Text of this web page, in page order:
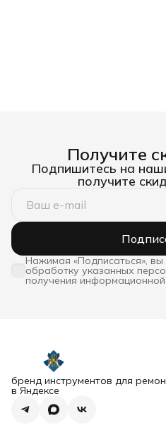
Получите
Подпишитесь на
получите
Нажимая «Подписаться», вы
обработку указанных
получения
бренд инструментов для
в Яндексе